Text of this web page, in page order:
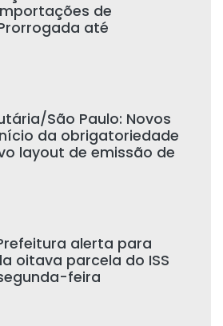
de
até
São Paulo: Novos
da obrigatoriedade
layout de emissão de
alerta para
oitava parcela do ISS
feira